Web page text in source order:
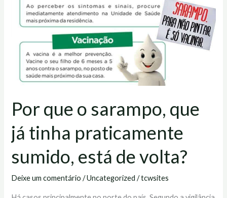
Por que o sarampo, que
já tinha praticamente
sumido, está de volta?
Deixe um comentário /Uncategorized /tcwsites